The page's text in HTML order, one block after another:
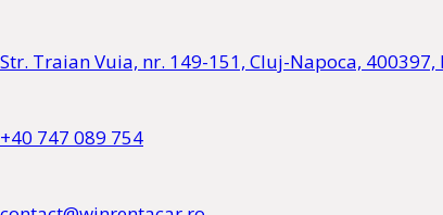
Str. Traian Vuia, nr. 149-151, Cluj-Napoca, 400397,
+40 747 089 754